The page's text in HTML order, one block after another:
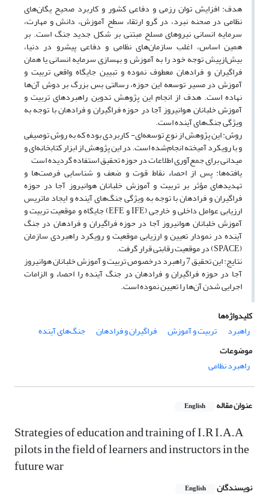
هدف: افزایش توان رزمی و دفاعی کشور و کاربرد صحیح یگان‌های
نظامی در صحنه‌ نبرد، در گرو ارتقاء سطح آموزش، دانش و مهارت،
سرمایه انسانی نیروهای مسلح مبتنی بر شکل جدید جنگ است. بر
همین اساس، اغلب سازمان‌های نظامی و دفاعی پیشرو در دنیا،
بیش‌ازپیش توجه خود را به آموزش و بهسازی سرمایه انسانی یا همان
فراگیران و فرادهان معطوف نموده و تبیین جایگاه واقعی تربیت و
آموزش در مسیر توسعه این حوزه، رسالتی بس بزرگ بر دوش آن‌ها
نهاده است. هدف از انجام این پژوهش تدوین راهبردهای تربیت و
آموزش خلبانان هوانیروز آجا در حوزه فراگیران و فرادهان با توجه به
ویژگی‌ جنگ‌های آینده است.
روش: این پژوهش از نوع توسعه‌ای- کاربردی بوده که به روش توصیفی
و با ‌رویکرد آمیخته انجام‌شده است. در این پژوهش از ابزار کتابخانه‌ای و
میدانی برای جمع‌آوری اطلاعات در حوزه تحقیق استفاده گردیده است
یافته‌ها: پس از احصاء نقاط قوت و ضعف و شناسایی فرصت‌ها و
تهدیدهای مؤثر بر تربیت و آموزش خلبانان هوانیروز آجا در حوزه
فراگیران و فرادهان با توجه به ویژگی‌ جنگ‌های آینده و ایجاد ماتریس
ارزیابی عوامل داخلی و خارجی (IFE و EFE) جایگاه و موقعیت تربیت و
آموزش خلبانان هوانیروز آجا در حوزه فراگیران و فرادهان در جنگ
آینده در نمودار تعیین و ارزیابی موقعیت و رویکرد راهبردی سازمان
(SPACE) در موقعیت رقابتی قرار گرفت.
نتایج: این تحقیق 7 راهبرد درخصوص تربیت و آموزش خلبانان هوانیروز
آجا در حوزه فراگیران و فرادهان در‌ جنگ‌ آینده را احصاء و الزامات
اجرایی شدن آن‌ها را تعیین نموده است.
کلیدواژه‌ها
راهبرد
تربیت و آموزش فراگیران و فرادهان
جنگ‌های آینده
موضوعات
راهبرد نظامی
عنوان مقاله English
Strategies of education and training of I.R I.A.A
pilots in the field of learners and instructors in the
future war
نویسندگان English